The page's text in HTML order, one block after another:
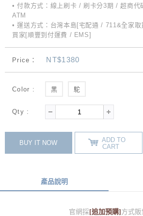
• 付款方式：線上刷卡 / 刷卡分3期 / 超商代
ATM
• 運送方式：台灣本島[宅配通 / 711&全家
買家[順豐到付運費 / EMS]
Price： NT$1380
Color : 黑 駝
Qty :
BUY IT NOW
ADD TO
CART
產品說明
官網採 [追加預購] 方式販